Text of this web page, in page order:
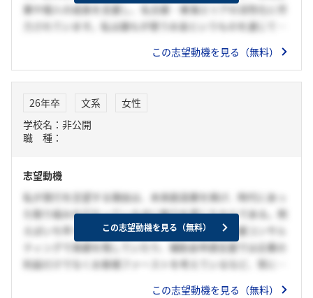
業や個人の成長を支援し、名古屋・東海エリアの活性化に尽
力されています。私は誰もが使うお金というものを通じて
れには地域に根差した業務をする企業で働く必要があると考
この志望動機を見る（無料）
26年卒 文系
女性
学校名：非公開
職 種：
志望動機
私が貴行を志望する理由は、未来創造業を掲げ、時代にあっ
た取り組みを行なっている点に魅力を感じたからである。例
えばいち早くSDGsに目をつけ、SDGs宣言策定支援コンサル
ティングで実績を残していたり、補助金申請支援では企業の
利益だけでなくお客様ファーストを考えているなど、常に新
この志望動機を見る（無料）
この志望動機を見る（無料）